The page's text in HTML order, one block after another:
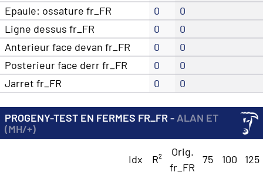
Epaule: ossature fr_FR
0
0
Ligne dessus fr_FR
0
0
Anterieur face devan fr_FR
0
0
Posterieur face derr fr_FR
0
0
Jarret fr_FR
0 0
PROGENY-TEST EN FERMES FR_FR - ALAN ET
(MH/+)
Idx R²
Orig.
fr_FR
75 100 125